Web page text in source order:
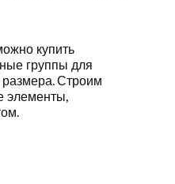
купить
группы для
Строим
элементы,